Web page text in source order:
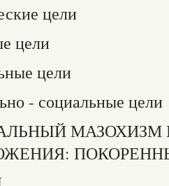
цели
цели
цели
- социальные цели